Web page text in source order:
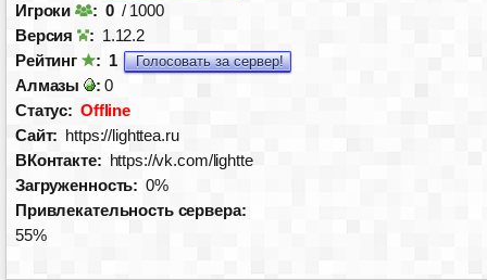
Игроки
: 0 / 1000
Версия
: 1.12.2
Рейтинг
: 1 Голосовать за сервер!
Алмазы : 0
Статус: Offline
Сайт: https://lighttea.ru
ВКонтакте: https://vk.com/lightte
Загруженность: 0%
Привлекательность сервера:
55%